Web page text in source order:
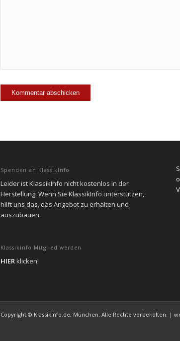
Spenden an KlassikInfo
Leider ist KlassikInfo nicht kostenlos in der
Herstellung. Wenn Sie KlassikInfo unterstützen,
hilft uns das, das Angebot zu erhalten und
auszubauen.
Klassikinfo Mitglied werden
HIERklicken!
Copyright © KlassikInfo.de, München. Alle Rechte vorbehalten. |